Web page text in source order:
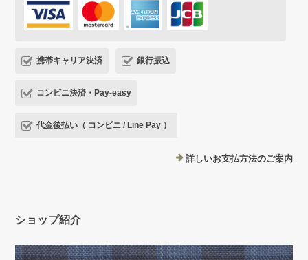
携帯キャリア決済 銀行振込
コンビニ決済・Pay-easy
代金後払い（ コンビニ / Line Pay ）
詳しいお支払方法のご案内
ショップ紹介